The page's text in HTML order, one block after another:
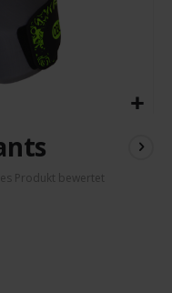
Produkt bewertet